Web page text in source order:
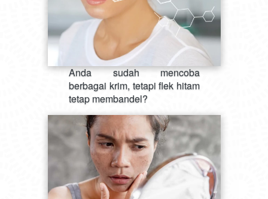
Anda sudah mencoba
berbagai krim, tetapi flek hitam
tetap membandel?